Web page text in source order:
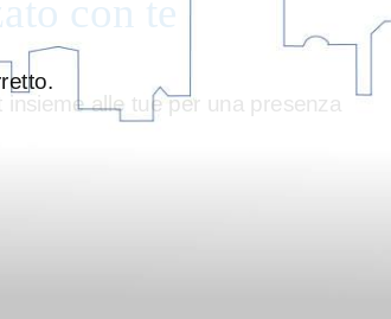
con te
alle tue per una presenza